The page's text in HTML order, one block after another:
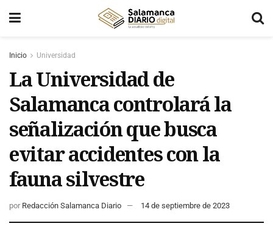
Inicio Universidad
La Universidad de
Salamanca controlará la
señalización que busca
evitar accidentes con la
fauna silvestre
por Redacción Salamanca Diario 14 de septiembre de 2023